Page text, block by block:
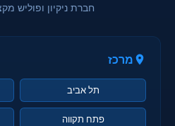
חברת ניקיון ופוליש
מרכז
תל אביב
פתח תקווה